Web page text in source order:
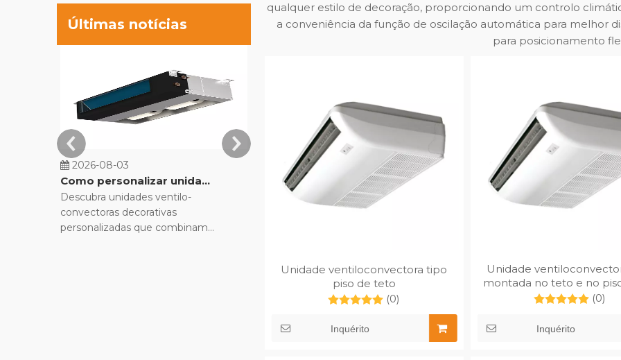
Últimas notícias
2026-08-03
Como personalizar unidades fan coil decorativas para projetos de construção?
Descubra unidades ventilo-
convectoras decorativas
personalizadas que combinam
2026-07-14
Unidade ventiloconvectora de parede alta versus unidade ventiloconvectora de piso
Compare unidades ventilo-
convectoras de parede alta e de chão
economiza espaço.
2026-07-27
Quais são os benefícios das unidades fan coil de giro automático?
Descubra a unidade
MECO Auto Swing. Elimine pontos
qualquer estilo de decoração, proporcionando um controlo
a conveniência da função de oscilação automática para melhor
para posicionamento
Unidade ventiloconvectora tipo
piso de teto
(0)
Inquérito
Unidade
montada no teto e no
170ZDM (0)
Inquérito